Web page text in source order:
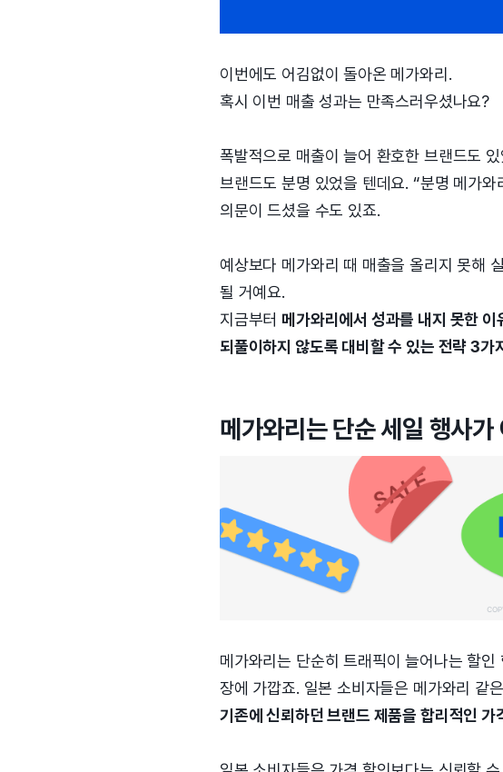
이번에도 어김없이 돌아온 메가와리.
혹시 이번 매출 성과는 만족스러우셨나요?
폭발적으로 매출이 늘어 환호한 브랜드도
브랜드도 분명 있었을 텐데요. “분명 메가
의문이 드셨을 수도 있죠.
예상보다 메가와리 때 매출을 올리지 못해
될 거예요.
지금부터 메가와리에서 성과를 내지 못한
되풀이하지 않도록 대비할 수 있는 전략 3가
메가와리는 단순 세일 행사가
메가와리는 단순히 트래픽이 늘어나는 할
장에 가깝죠. 일본 소비자들은 메가와리 같
기존에 신뢰하던 브랜드 제품을 합리적인 가